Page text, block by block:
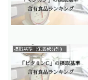
摂取基準（栄養成分別）